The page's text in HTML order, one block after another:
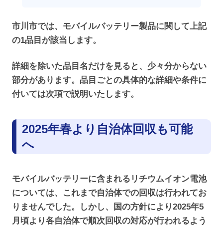
市川市では、モバイルバッテリー製品に関して上記
の1品目が該当します。
詳細を除いた品目名だけを見ると、少々分からない
部分があります。品目ごとの具体的な詳細や条件に
付いては次項で説明いたします。
2025年春より自治体回収も可能
へ
モバイルバッテリーに含まれるリチウムイオン電池
については、これまで自治体での回収は行われてお
りませんでした。しかし、国の方針により2025年5
月頃より各自治体で順次回収の対応が行われるよう